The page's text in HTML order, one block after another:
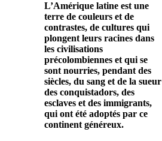
L’Amérique latine est une
terre de couleurs et de
contrastes, de cultures qui
plongent leurs racines dans
les civilisations
précolombiennes et qui se
sont nourries, pendant des
siècles, du sang et de la sueur
des conquistadors, des
esclaves et des immigrants,
qui ont été adoptés par ce
continent généreux.